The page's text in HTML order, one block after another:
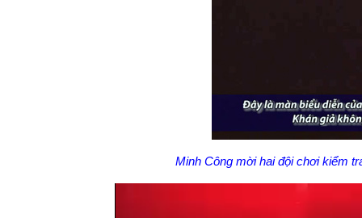
Minh Công mời hai đội chơi kiểm